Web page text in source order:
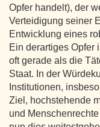
Opfer handelt), der
Verteidigung seiner
Entwicklung eines
Ein derartiges Opfer
oft gerade als die
Staat. In der
Institutionen,
Ziel, hochstehende
und